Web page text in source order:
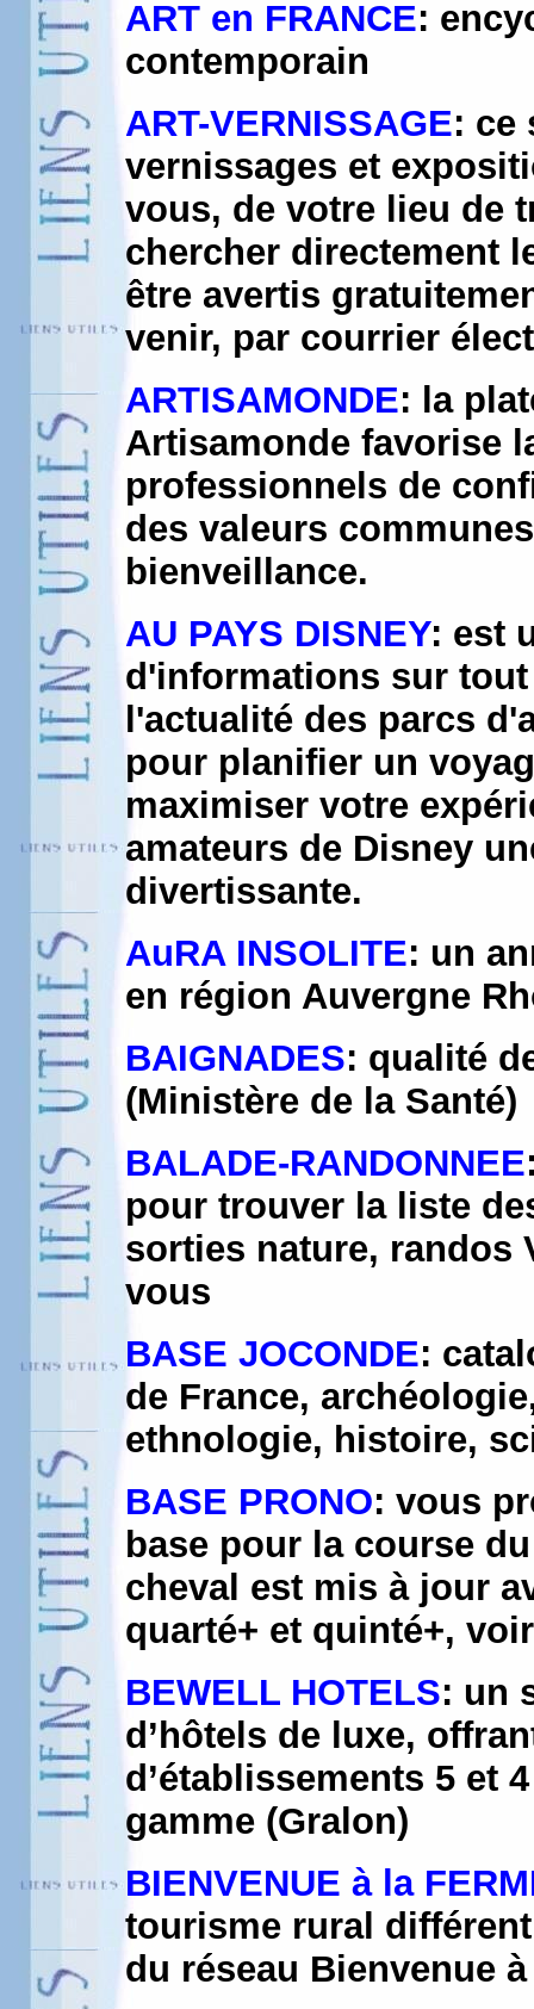
ART en FRANCE:
contemporain
ART-VERNISSAGE: ce
vernissages et
vous, de votre lieu de
chercher directement
être avertis
venir, par courrier
ARTISAMONDE: la
Artisamonde favorise
professionnels de
des valeurs
bienveillance.
AU PAYS DISNEY: est
d'informations sur
l'actualité des parcs
pour planifier un
maximiser votre
amateurs de Disney
divertissante.
AuRA INSOLITE: un
en région Auvergne
BAIGNADES: qualité
(Ministère de la Santé)
BALADE-RANDONNEE
pour trouver la liste
sorties nature, randos
vous
BASE JOCONDE:
de France,
ethnologie, histoire,
BASE PRONO: vous
base pour la course
cheval est mis à jour
quarté+ et quinté+,
BEWELL HOTELS: un
d’hôtels de luxe,
d’établissements 5 et
gamme (Gralon)
BIENVENUE à la
tourisme rural
du réseau Bienvenue